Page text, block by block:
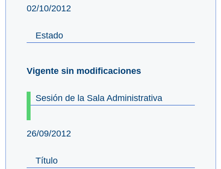
02/10/2012
Estado
Vigente sin modificaciones
Sesión de la Sala Administrativa
26/09/2012
Título